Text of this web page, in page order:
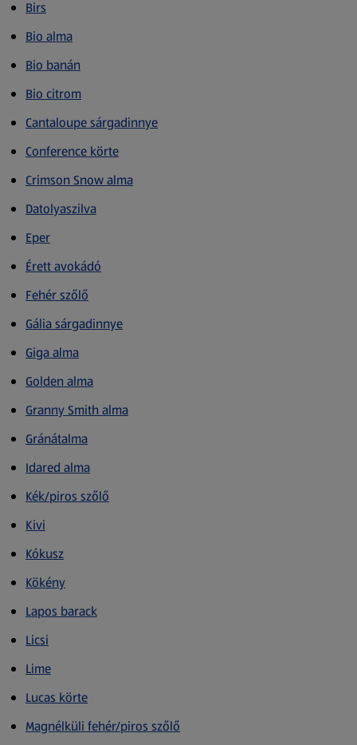
Birs
Bio alma
Bio banán
Bio citrom
Cantaloupe sárgadinnye
Conference körte
Crimson Snow alma
Datolyaszilva
Eper
Érett avokádó
Fehér szőlő
Gália sárgadinnye
Giga alma
Golden alma
Granny Smith alma
Gránátalma
Idared alma
Kék/piros szőlő
Kivi
Kókusz
Kökény
Lapos barack
Licsi
Lime
Lucas körte
Magnélküli fehér/piros szőlő